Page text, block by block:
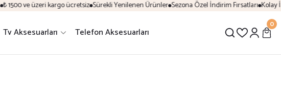
1500 ve üzeri kargo ücretsiz Sürekli Yenilenen Ürünler Sezona Özel İndirim Fırsatları Kolay
Tv Aksesuarları Telefon Aksesuarları
0